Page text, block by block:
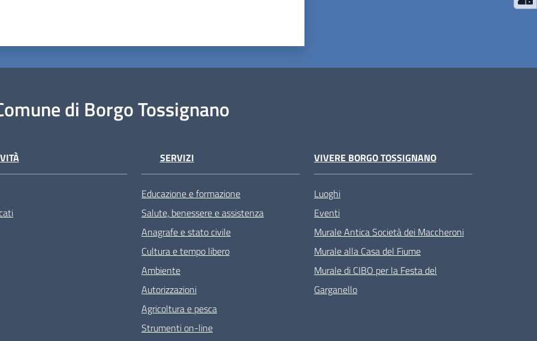
di Borgo Tossignano
SERVIZI
Educazione e formazione
Salute, benessere e assistenza
Anagrafe e stato civile
Cultura e tempo libero
Ambiente
Autorizzazioni
Agricoltura e pesca
Strumenti on-line
VIVERE BORGO TOSSIGNANO
Luoghi
Eventi
Murale Antica Società dei Maccheroni
Murale alla Casa del Fiume
Murale di CIBO per la Festa del
Garganello